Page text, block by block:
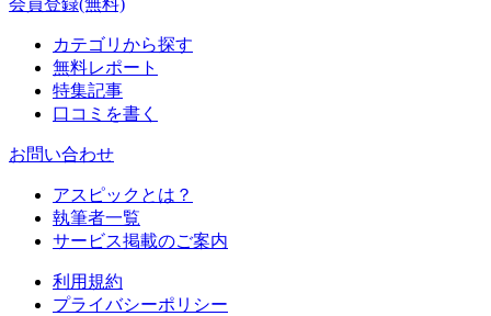
カテゴリから探す
無料レポート
特集記事
口コミを書く
お問い合わせ
アスピックとは？
執筆者一覧
サービス掲載のご案内
利用規約
プライバシーポリシー